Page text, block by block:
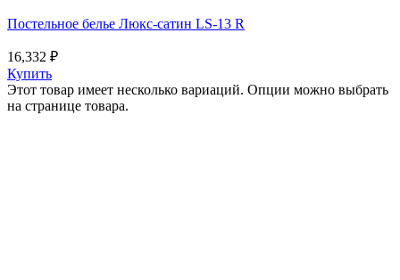
Постельное белье Люкс-сатин LS-13 R
16,332 ₽
Купить
Этот товар имеет несколько вариаций. Опции можно выбрать
на странице товара.